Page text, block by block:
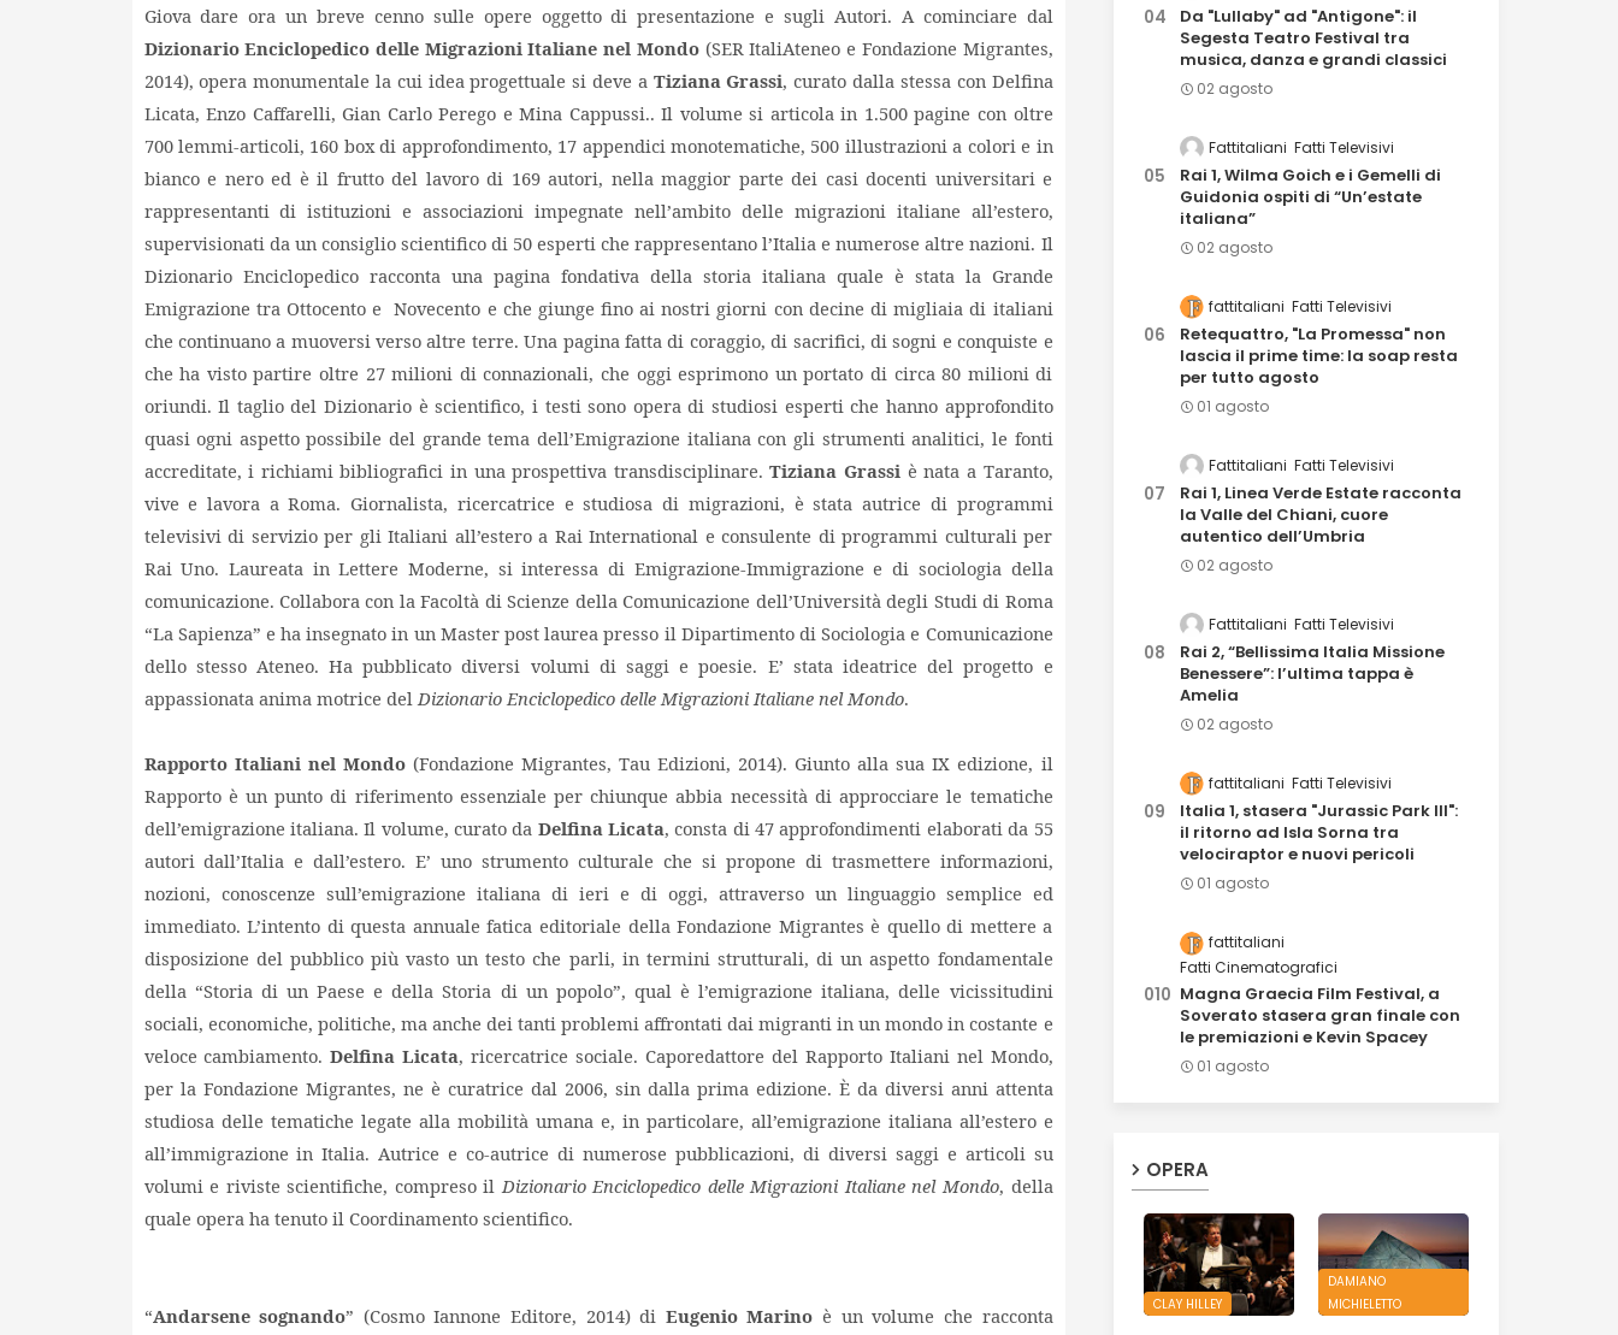
Giova dare ora un breve cenno sulle opere oggetto di presentazione e sugli Autori. A cominciare dal
Dizionario Enciclopedico delle Migrazioni Italiane nel Mondo(SER ItaliAteneo e Fondazione Migrantes,
2014), opera monumentale la cui idea progettuale si deve a Tiziana Grassi, curato dalla stessa con Delfina
Licata, Enzo Caffarelli, Gian Carlo Perego e Mina Cappussi.. Il volume si articola in 1.500 pagine con oltre
700 lemmi-articoli, 160 box di approfondimento, 17 appendici monotematiche, 500 illustrazioni a colori e in
bianco e nero ed è il frutto del lavoro di 169 autori, nella maggior parte dei casi docenti universitari e
rappresentanti di istituzioni e associazioni impegnate nell’ambito delle migrazioni italiane all’estero,
supervisionati da un consiglio scientifico di 50 esperti che rappresentano l’Italia e numerose altre nazioni. Il
Dizionario Enciclopedico racconta una pagina fondativa della storia italiana quale è stata la Grande
Emigrazione tra Ottocento e Novecento e che giunge fino ai nostri giorni con decine di migliaia di italiani
che continuano a muoversi verso altre terre. Una pagina fatta di coraggio, di sacrifici, di sogni e conquiste e
che ha visto partire oltre 27 milioni di connazionali, che oggi esprimono un portato di circa 80 milioni di
oriundi. Il taglio del Dizionario è scientifico, i testi sono opera di studiosi esperti che hanno approfondito
quasi ogni aspetto possibile del grande tema dell’Emigrazione italiana con gli strumenti analitici, le fonti
accreditate, i richiami bibliografici in una prospettiva transdisciplinare.Tiziana Grassi ènata a Taranto,
vive e lavora a Roma. Giornalista, ricercatrice e studiosa di migrazioni, è stata autrice di programmi
televisivi di servizio per gli Italiani all’estero a Rai International e consulente di programmi culturali per
Rai Uno. Laureata in Lettere Moderne, si interessa di Emigrazione-Immigrazione e di sociologia della
comunicazione. Collabora con la Facoltà di Scienze della Comunicazione dell’Università degli Studi di Roma
“La Sapienza” e ha insegnato in un Master post laurea presso il Dipartimento di Sociologia e Comunicazione
dello stesso Ateneo. Ha pubblicato diversi volumi di saggi e poesie. E’ stata ideatrice del progetto e
appassionata anima motrice delDizionario Enciclopedico delle Migrazioni Italiane nel Mondo.
Rapporto Italiani nel Mondo(Fondazione Migrantes, Tau Edizioni, 2014). Giunto alla sua IX edizione, il
Rapporto è un punto di riferimento essenziale per chiunque abbia necessità di approcciare le tematiche
dell’emigrazione italiana. Il volume, curato da Delfina Licata, consta di 47 approfondimenti elaborati da 55
autori dall’Italia e dall’estero. E’ uno strumento culturale che si propone di trasmettere informazioni,
nozioni, conoscenze sull’emigrazione italiana di ieri e di oggi, attraverso un linguaggio semplice ed
immediato. L’intento di questa annuale fatica editoriale della Fondazione Migrantes è quello di mettere a
disposizione del pubblico più vasto un testo che parli, in termini strutturali, di un aspetto fondamentale
della “Storia di un Paese e della Storia di un popolo”, qual è l’emigrazione italiana, delle vicissitudini
sociali, economiche, politiche, ma anche dei tanti problemi affrontati dai migranti in un mondo in costante e
veloce cambiamento.Delfina Licata, ricercatrice sociale. Caporedattore del Rapporto Italiani nel Mondo,
per la Fondazione Migrantes, ne è curatrice dal 2006, sin dalla prima edizione. È da diversi anni attenta
studiosa delle tematiche legate alla mobilità umana e, in particolare, all’emigrazione italiana all’estero e
all’immigrazione in Italia. Autrice e co-autrice di numerose pubblicazioni, di diversi saggi e articoli su
volumi e riviste scientifiche, compreso ilDizionario Enciclopedico delle Migrazioni Italiane nel Mondo, della
quale opera ha tenuto il Coordinamento scientifico.
“Andarsene sognando” (Cosmo Iannone Editore, 2014) di Eugenio Marino è un volume che racconta
Da "Lullaby" ad "Antigone": il
Segesta Teatro Festival tra
musica, danza e grandi classici
02 agosto
Fattitaliani Fatti Televisivi
Rai 1, Wilma Goich e i Gemelli di
Guidonia ospiti di “Un’estate
italiana”
02 agosto
fattitaliani Fatti Televisivi
Retequattro, "La Promessa" non
lascia il prime time: la soap resta
per tutto agosto
01 agosto
Fattitaliani Fatti Televisivi
Rai 1, Linea Verde Estate racconta
la Valle del Chiani, cuore
autentico dell’Umbria
02 agosto
Fattitaliani Fatti Televisivi
Rai 2, “Bellissima Italia Missione
Benessere”: l’ultima tappa è
Amelia
02 agosto
fattitaliani Fatti Televisivi
Italia 1, stasera "Jurassic Park III":
il ritorno ad Isla Sorna tra
velociraptor e nuovi pericoli
01 agosto
fattitaliani
Fatti Cinematografici
Magna Graecia Film Festival, a
Soverato stasera gran finale con
le premiazioni e Kevin Spacey
01 agosto
OPERA
CLAY HILLEY
DAMIANO
MICHIELETTO